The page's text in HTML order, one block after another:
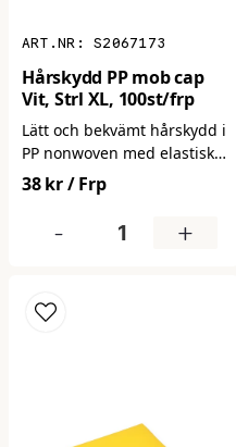
S2067173
Hårskydd PP mob cap
Vit, Strl XL, 100st/frp
Lätt och bekvämt hårskydd i
PP nonwoven med elastisk
passform. Säkerställer god
hygien genom att hålla
håret på plats i känsliga
miljöer. Perfekt för
förpackning om 100 st.
38 kr/ Frp
- +